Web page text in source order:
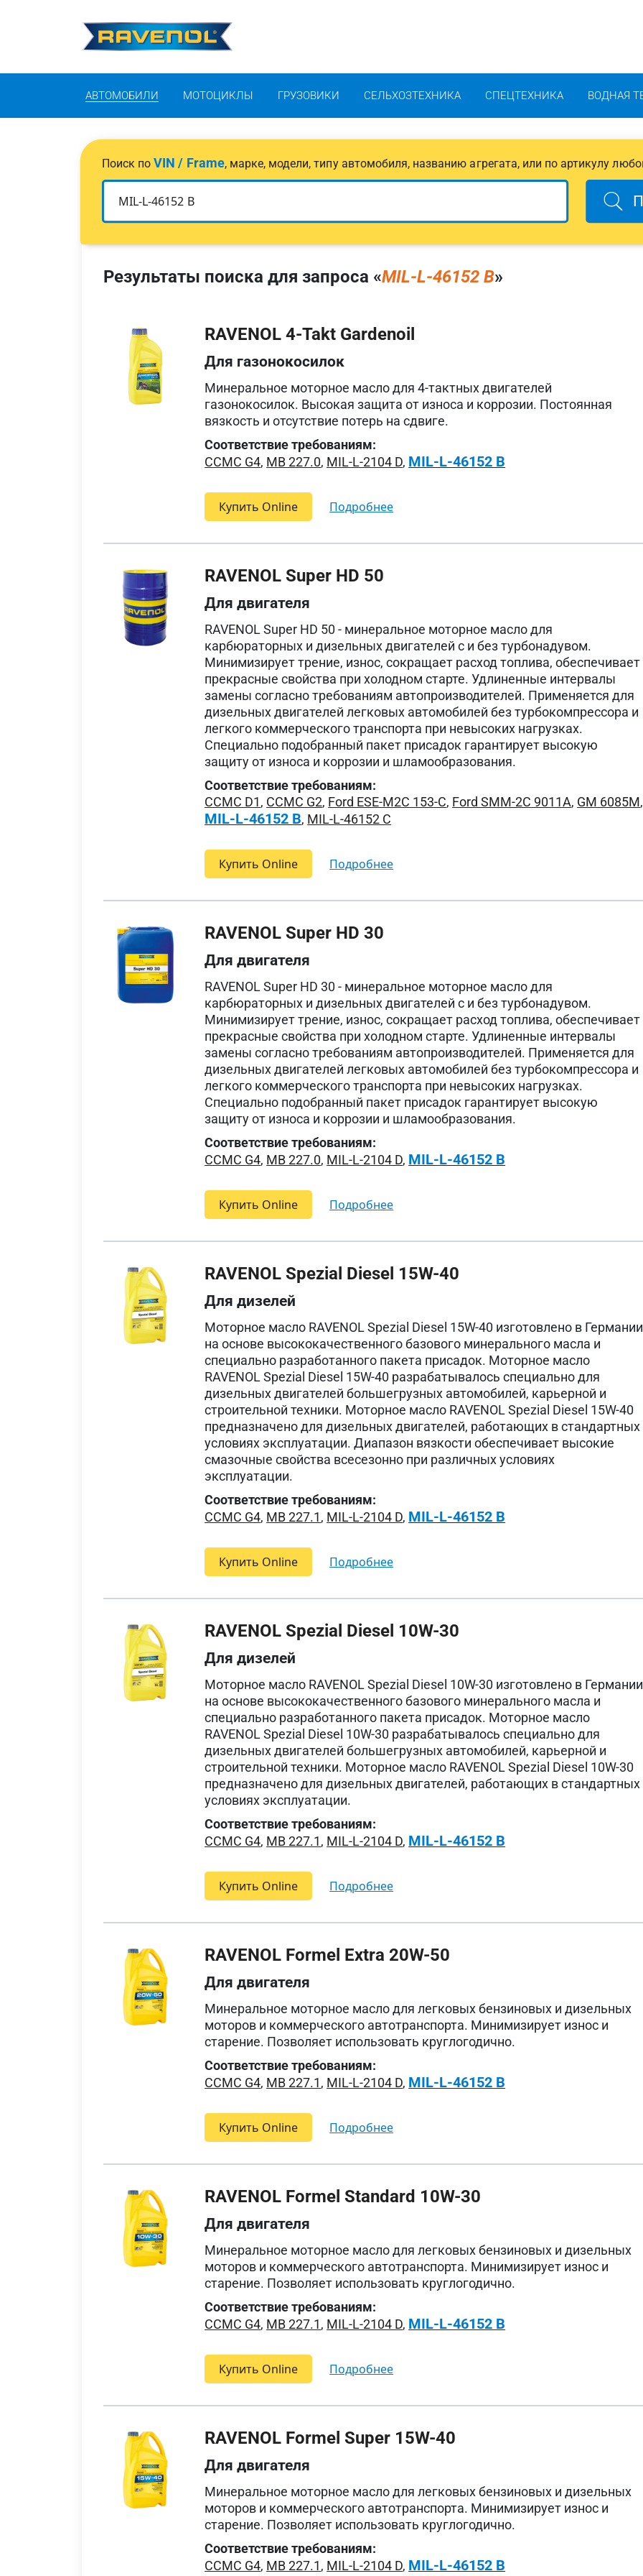
АВТОМОБИЛИ МОТОЦИКЛЫ ГРУЗОВИКИ СЕЛЬХОЗТЕХНИКА СПЕЦТЕХНИКА ВОДНАЯ
Поиск поVIN / Frame, марке, модели, типу автомобиля, названию агрегата, или по артикулу
Результаты поиска для запроса «MIL-L-46152 B»
RAVENOL 4-Takt Gardenoil
Для газонокосилок
Минеральное моторное масло для 4-тактных двигателей
газонокосилок. Высокая защита от износа и коррозии. Постоянная
вязкость и отсутствие потерь на сдвиге.
Соответствие требованиям:
CCMC G4, MB 227.0, MIL-L-2104 D, MIL-L-46152 B
Купить Online подробнее
RAVENOL Super HD 50
Для двигателя
RAVENOL Super HD 50 - минеральное моторное масло для
карбюраторных и дизельных двигателей с и без турбонадувом.
Минимизирует трение, износ, сокращает расход топлива, обеспечивает
прекрасные свойства при холодном старте. Удлиненные интервалы
замены согласно требованиям автопроизводителей. Применяется для
дизельных двигателей легковых автомобилей без турбокомпрессора и
легкого коммерческого транспорта при невысоких нагрузках.
Специально подобранный пакет присадок гарантирует высокую
защиту от износа и коррозии и шламообразования.
Соответствие требованиям:
CCMC D1, CCMC G2, Ford ESE-M2C 153-C, Ford SMM-2C 9011A, GM 6085M,
MIL-L-46152 B, MIL-L-46152 C
Купить Online подробнее
RAVENOL Super HD 30
Для двигателя
RAVENOL Super HD 30 - минеральное моторное масло для
карбюраторных и дизельных двигателей с и без турбонадувом.
Минимизирует трение, износ, сокращает расход топлива, обеспечивает
прекрасные свойства при холодном старте. Удлиненные интервалы
замены согласно требованиям автопроизводителей. Применяется для
дизельных двигателей легковых автомобилей без турбокомпрессора и
легкого коммерческого транспорта при невысоких нагрузках.
Специально подобранный пакет присадок гарантирует высокую
защиту от износа и коррозии и шламообразования.
Соответствие требованиям:
CCMC G4, MB 227.0, MIL-L-2104 D, MIL-L-46152 B
Купить Online подробнее
RAVENOL Spezial Diesel 15W-40
Для дизелей
Моторное масло RAVENOL Spezial Diesel 15W-40 изготовлено в Германии
на основе высококачественного базового минерального масла и
специально разработанного пакета присадок. Моторное масло
RAVENOL Spezial Diesel 15W-40 разрабатывалось специально для
дизельных двигателей большегрузных автомобилей, карьерной и
строительной техники. Моторное масло RAVENOL Spezial Diesel 15W-40
предназначено для дизельных двигателей, работающих в стандартных
условиях эксплуатации. Диапазон вязкости обеспечивает высокие
смазочные свойства всесезонно при различных условиях
эксплуатации.
Соответствие требованиям:
CCMC G4, MB 227.1, MIL-L-2104 D, MIL-L-46152 B
Купить Online подробнее
RAVENOL Spezial Diesel 10W-30
Для дизелей
Моторное масло RAVENOL Spezial Diesel 10W-30 изготовлено в Германии
на основе высококачественного базового минерального масла и
специально разработанного пакета присадок. Моторное масло
RAVENOL Spezial Diesel 10W-30 разрабатывалось специально для
дизельных двигателей большегрузных автомобилей, карьерной и
строительной техники. Моторное масло RAVENOL Spezial Diesel 10W-30
предназначено для дизельных двигателей, работающих в стандартных
условиях эксплуатации.
Соответствие требованиям:
CCMC G4, MB 227.1, MIL-L-2104 D, MIL-L-46152 B
Купить Online подробнее
RAVENOL Formel Extra 20W-50
Для двигателя
Минеральное моторное масло для легковых бензиновых и дизельных
моторов и коммерческого автотранспорта. Минимизирует износ и
старение. Позволяет использовать круглогодично.
Соответствие требованиям:
CCMC G4, MB 227.1, MIL-L-2104 D, MIL-L-46152 B
Купить Online подробнее
RAVENOL Formel Standard 10W-30
Для двигателя
Минеральное моторное масло для легковых бензиновых и дизельных
моторов и коммерческого автотранспорта. Минимизирует износ и
старение. Позволяет использовать круглогодично.
Соответствие требованиям:
CCMC G4, MB 227.1, MIL-L-2104 D, MIL-L-46152 B
Купить Online подробнее
RAVENOL Formel Super 15W-40
Для двигателя
Минеральное моторное масло для легковых бензиновых и дизельных
моторов и коммерческого автотранспорта. Минимизирует износ и
старение. Позволяет использовать круглогодично.
Соответствие требованиям:
CCMC G4, MB 227.1, MIL-L-2104 D, MIL-L-46152 B